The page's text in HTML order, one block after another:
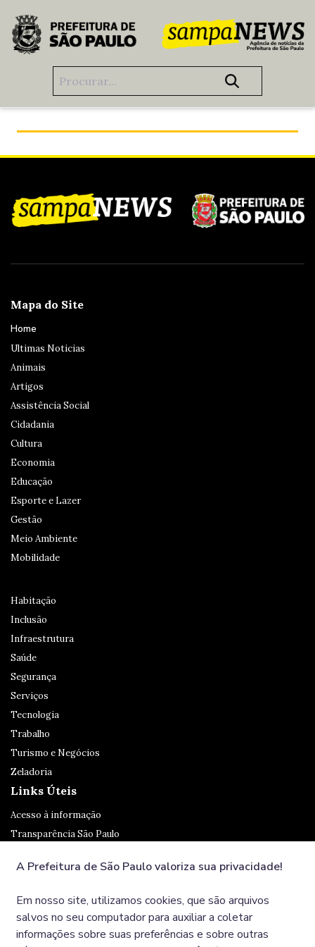
Pular para o Conteúdo principal
Mapa do Site
Home
Ultimas Noticias
Animais
Artigos
Assistência Social
Cidadania
Cultura
Economia
Educação
Esporte e Lazer
Gestão
Meio Ambiente
Mobilidade
Habitação
Inclusão
Infraestrutura
Saúde
Segurança
Serviços
Tecnologia
Trabalho
Turismo e Negócios
Zeladoria
Links Úteis
Acesso à informação
Transparência São Paulo
Ouvidoria
A Prefeitura de São Paulo valoriza sua privacidade!
Em nosso site, utilizamos cookies, que são arquivos
salvos no seu computador para auxiliar a coletar
informações sobre suas preferências e sobre outras